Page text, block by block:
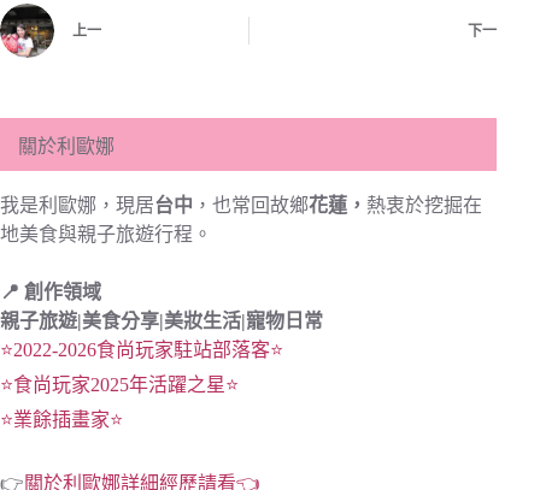
上一 下一
關於利歐娜
我是利歐娜，現居台中 ，也常回故鄉花蓮， 熱衷於挖掘在
地美食與親子旅遊行程。
📍 創作領域
親子旅遊|美食分享|美妝生活|寵物日常
⭐2022-2026食尚玩家駐站部落客⭐
⭐食尚玩家2025年活躍之星⭐
⭐業餘插畫家⭐
👉關於利歐娜詳細經歷請看👈